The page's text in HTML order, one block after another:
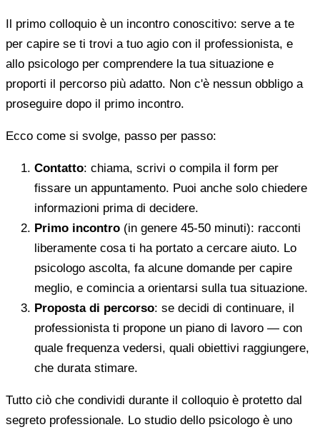
Il primo colloquio è un incontro conoscitivo: serve a te
per capire se ti trovi a tuo agio con il professionista, e
allo psicologo per comprendere la tua situazione e
proporti il percorso più adatto. Non c'è nessun obbligo a
proseguire dopo il primo incontro.
Ecco come si svolge, passo per passo:
Contatto: chiama, scrivi o compila il form per
fissare un appuntamento. Puoi anche solo chiedere
informazioni prima di decidere.
Primo incontro (in genere 45-50 minuti): racconti
liberamente cosa ti ha portato a cercare aiuto. Lo
psicologo ascolta, fa alcune domande per capire
meglio, e comincia a orientarsi sulla tua situazione.
Proposta di percorso: se decidi di continuare, il
professionista ti propone un piano di lavoro — con
quale frequenza vedersi, quali obiettivi raggiungere,
che durata stimare.
Tutto ciò che condividi durante il colloquio è protetto dal
segreto professionale. Lo studio dello psicologo è uno